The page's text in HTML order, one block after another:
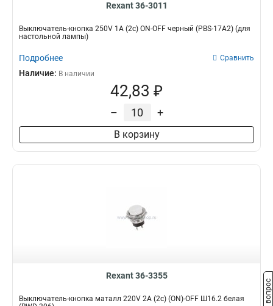
Rexant 36-3011
Выключатель-кнопка 250V 1А (2с) ON-OFF черный (PBS-17A2) (для
настольной лампы)
Подробнее Сравнить
Наличие: В наличии
42,83 ₽
– +
В корзину
Rexant 36-3355
Выключатель-кнопка маталл 220V 2А (2с) (ON)-OFF Ш16.2 белая